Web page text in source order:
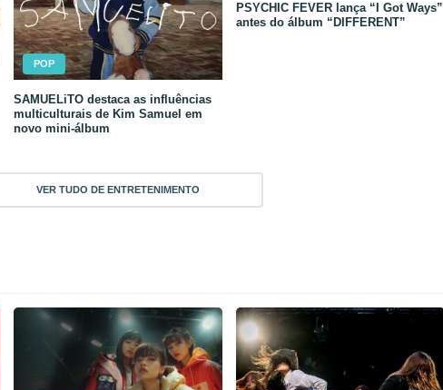
POP
SAMUELiTO destaca as influências
multiculturais de Kim Samuel em
novo mini-álbum
PSYCHIC FEVER lança “I Got Ways”
antes do álbum “DIFFERENT”
VER TUDO DE ENTRETENIMENTO